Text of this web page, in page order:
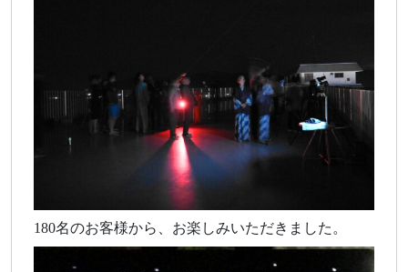
180名のお客様から、お楽しみいただきました。